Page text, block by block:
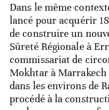
Dans le même
lancé pour acquérir
de construire un
Sûreté Régionale à
commissariat de
Mokhtar à Marrakech
dans les environs de
procédé à la